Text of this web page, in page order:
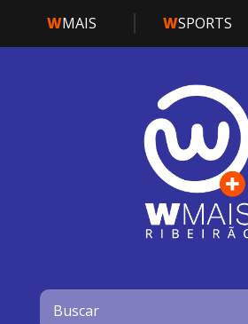
WMAIS WSPORTS